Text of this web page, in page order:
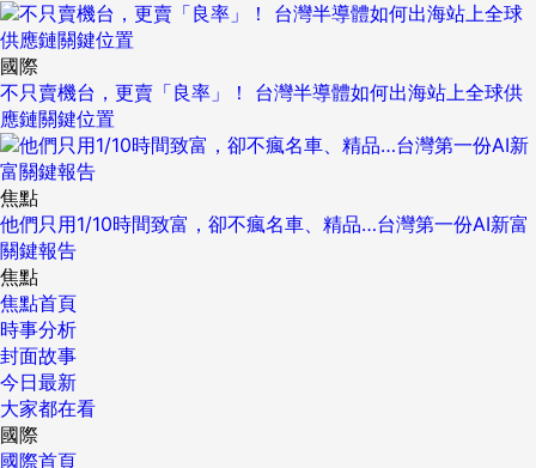
國際
不只賣機台，更賣「良率」！ 台灣半導體如何出海站上全球供
應鏈關鍵位置
焦點
他們只用1/10時間致富，卻不瘋名車、精品…台灣第一份AI新富
關鍵報告
焦點
焦點首頁
時事分析
封面故事
今日最新
大家都在看
國際
國際首頁